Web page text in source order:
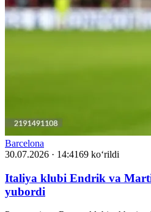
Barcelona
30.07.2026 · 14:4169 ko‘rildi
Italiya klubi Endrik va
yubordi